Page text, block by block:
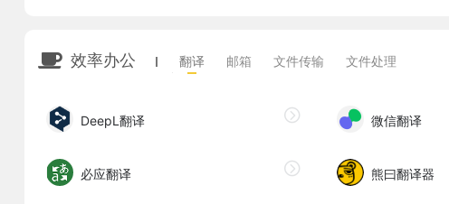
效率办公 翻译 邮箱 文件传输 文件处理
DeepL翻译 微信翻译
必应翻译 熊曰翻译器